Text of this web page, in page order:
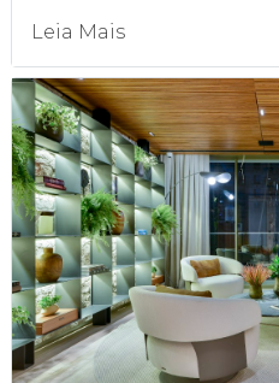
Leia Mais